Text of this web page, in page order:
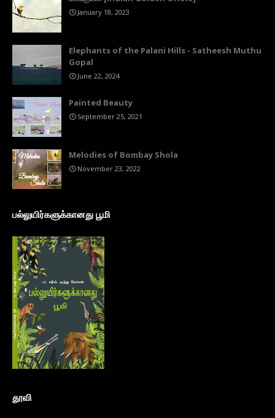
January 18, 2023
Elephants of the Palani Hills - Satheesh Muthu
Gopal
June 22, 2024
Painted Beauty
September 25, 2021
Melodies of Bombay Shola
November 23, 2022
பல்லுயிர்களுக்கானது பூமி
தூவி